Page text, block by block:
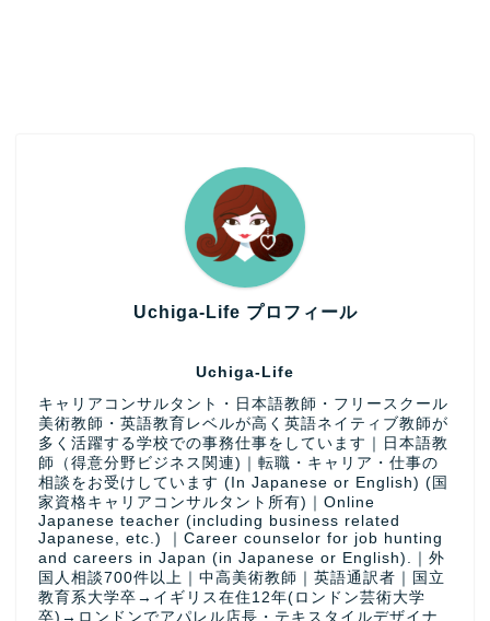
Uchiga-Life プロフィール
Uchiga-Life
キャリアコンサルタント・日本語教師・フリースクール
美術教師・英語教育レベルが高く英語ネイティブ教師が
多く活躍する学校での事務仕事をしています｜日本語教
師（得意分野ビジネス関連)｜転職・キャリア・仕事の
相談をお受けしています (In Japanese or English) (国
家資格キャリアコンサルタント所有)｜Online
Japanese teacher (including business related
Japanese, etc.) ｜Career counselor for job hunting
and careers in Japan (in Japanese or English).｜外
国人相談700件以上｜中高美術教師｜英語通訳者｜国立
教育系大学卒→イギリス在住12年(ロンドン芸術大学
卒)→ロンドンでアパレル店長・テキスタイルデザイナ